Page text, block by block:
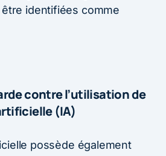
identifiées comme
contre l’utilisation de
(IA)
possède également